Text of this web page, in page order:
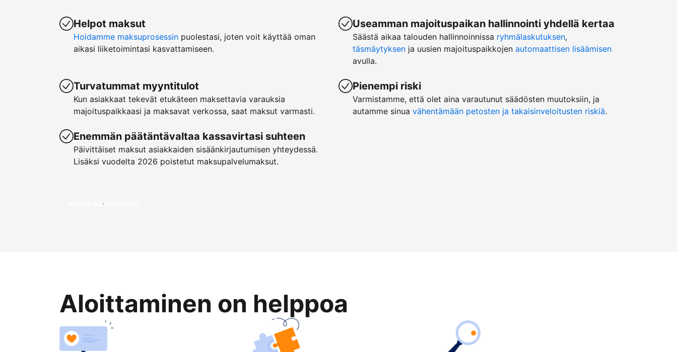
Helpot maksut
Hoidamme maksuprosessin puolestasi, joten voit käyttää oman
aikasi liiketoimintasi kasvattamiseen.
Turvatummat myyntitulot
Kun asiakkaat tekevät etukäteen maksettavia varauksia
majoituspaikkaasi ja maksavat verkossa, saat maksut varmasti.
Enemmän päätäntävaltaa kassavirtasi suhteen
Päivittäiset maksut asiakkaiden sisäänkirjautumisen yhteydessä.
Lisäksi vuodelta 2026 poistetut maksupalvelumaksut.
Useamman majoituspaikan hallinnointi yhdellä kertaa
Säästä aikaa talouden hallinnoinnissa ryhmälaskutuksen,
täsmäytyksen ja uusien majoituspaikkojen automaattisen lisäämisen
avulla.
Pienempi riski
Varmistamme, että olet aina varautunut säädösten muutoksiin, ja
autamme sinua vähentämään petosten ja takaisinveloitusten riskiä.
Aloita tienaaminen
Aloittaminen on helppoa